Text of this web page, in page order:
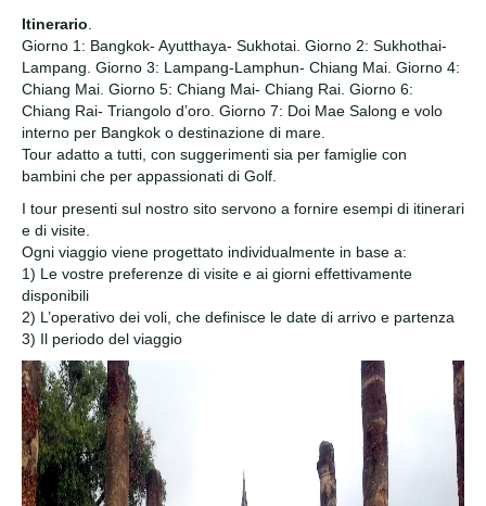
Itinerario
Giorno 1: Bangkok- Ayutthaya- Sukhotai. Giorno 2: Sukhothai-
Lampang. Giorno 3: Lampang-Lamphun- Chiang Mai. Giorno 4:
Chiang Mai. Giorno 5: Chiang Mai- Chiang Rai. Giorno 6:
Chiang Rai- Triangolo d’oro. Giorno 7: Doi Mae Salong e volo
interno per Bangkok o destinazione di mare.
Tour adatto a tutti, con suggerimenti sia per famiglie con
bambini che per appassionati di Golf.
I tour presenti sul nostro sito servono a fornire esempi di itinerari
e di visite.
Ogni viaggio viene progettato individualmente in base a:
1) Le vostre preferenze di visite e ai giorni effettivamente
disponibili
2) L’operativo dei voli, che definisce le date di arrivo e partenza
3) Il periodo del viaggio